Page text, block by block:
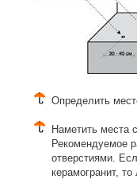
Определить
Наметить места
Рекомендуемое
отверстиями.
керамогранит,